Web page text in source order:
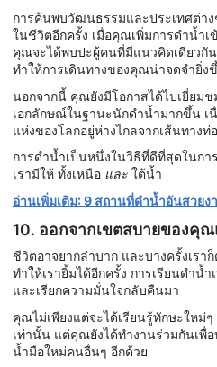
การค้นพบวัฒนธรรมและประเทศต่า
ในชีวิตอีกครั้ง เมื่อคุณเพิ่มการดำน้ำ
คุณจะได้พบปะผู้คนที่มีแนวคิดเดียวกั
ทำให้การเดินทางของคุณน่าจดจำยิ่ง
นอกจากนี้ คุณยังมีโอกาสได้ไปเยี่ยม
เอกลักษณ์ในฐานะนักดำน้ำมากขึ้น เ
แห่งของโลกอยู่ห่างไกลจากเส้นทางท่
การดำน้ำเป็นหนึ่งในวิธีที่ดีที่สุดในกา
เรามีให้ ทั้งเหนือ และ ใต้น้ำ
อ่านเพิ่มเติม: 9 สถานที่ดำน้ำอันสวย
10. ออกจากเขตสบายของคุ
ชีวิตอาจยากลำบาก และบางครั้งเรา
ทำให้เรายิ้มได้อีกครั้ง การเรียนดำน้
และเรียกความมั่นใจกลับคืนมา
คุณไม่เพียงแต่จะได้เรียนรู้ทักษะใหม่
เท่านั้น แต่คุณยังได้ทำงานร่วมกันเพื่
น้ำมือใหม่คนอื่นๆ อีกด้วย